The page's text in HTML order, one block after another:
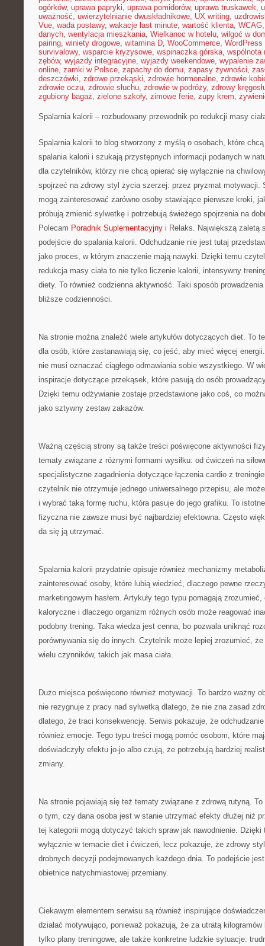
ogórków, uprawa papryki, uprawa pomidorów, uprawa truskawek,
uważność, uwierzytelnianie dwuskładnikowe, UX writing,
Vue, wada postawy, wakacje last minute, wartość klienta, WCAG
danych, wentylacja mieszkania, Wielkanoc w hotelu, wilgoć w
pairing, winiety drogowe, witamina D, WooCommerce, WordPress
survivalowy, wsparcie kryzysowe, wspinaczka górska, wspólnota
zębów, wyjazdy integracyjne, wyjazdy weekendowe, wypalenie
online, zamki w Polsce, zapachy do domu, zapasy żywności,
deszczówki, zdrowe przekąski, zdrowie hormonalne, zdrowie
zdrowie oczu, zdrowie słuchu, zdrowie w podróży, zdrowy
zgubiony bagaż, zielone szkoły, zimowe ferie, zupy krem,
Spalarnia kalorii – rozbudowany przewodnik po redukcji masy
Spalarnia kalorii to blog stworzony z myślą o osobach, które
spalania kalorii i szukają przystępnych informacji podanych w
dla czytelników, którzy nie chcą opierać się wyłącznie na
spojrzeć na zdrowy styl życia szerzej: przez pryzmat motywacji.
mogą zainteresować zarówno osoby stawiające pierwsze kroki,
próbują zmienić sylwetkę i potrzebują świeżego spojrzenia na
Polecam Poradnik Suplementacyjny i Relaks. Największą zaletą
podejście do spalania kalorii. Odchudzanie nie jest tutaj
jako proces, w którym znaczenie mają nawyki. Dzięki temu
redukcja masy ciała to nie tylko liczenie kalorii, intensywny
diety. To również codzienna aktywność. Taki sposób
bliższe codzienności.
Na stronie można znaleźć wiele artykułów dotyczących diet. To
dla osób, które zastanawiają się, co jeść, aby mieć więcej
nie musi oznaczać ciągłego odmawiania sobie wszystkiego. W
inspiracje dotyczące przekąsek, które pasują do osób
Dzięki temu odżywianie zostaje przedstawione jako coś, co
jako sztywny zestaw zakazów.
Ważną częścią strony są także treści poświęcone aktywności
tematy związane z różnymi formami wysiłku: od ćwiczeń na
specjalistyczne zagadnienia dotyczące łączenia cardio z
czytelnik nie otrzymuje jednego uniwersalnego przepisu, ale
i wybrać taką formę ruchu, która pasuje do jego grafiku. To
fizyczna nie zawsze musi być najbardziej efektowna. Często
da się ją utrzymać.
Spalarnia kalorii przydatnie opisuje również mechanizmy
zainteresować osoby, które lubią wiedzieć, dlaczego pewne
marketingowym hasłem. Artykuły tego typu pomagają
kaloryczne i dlaczego organizm różnych osób może reagować
podobny trening. Taka wiedza jest cenna, bo pozwala uniknąć
porównywania się do innych. Czytelnik może lepiej zrozumieć,
wielu czynników, takich jak masa ciała.
Dużo miejsca poświęcono również motywacji. To bardzo ważny
nie rezygnuje z pracy nad sylwetką dlatego, że nie zna zasad
dlatego, że traci konsekwencję. Serwis pokazuje, że
również emocje. Tego typu treści mogą pomóc osobom, które
doświadczyły efektu jo-jo albo czują, że potrzebują bardziej
zmiany.
Na stronie pojawiają się też tematy związane z zdrową rutyną.
o tym, czy dana osoba jest w stanie utrzymać efekty dłużej niż
tej kategorii mogą dotyczyć takich spraw jak nawodnienie.
wyłącznie w temacie diet i ćwiczeń, lecz pokazuje, że zdrowy
drobnych decyzji podejmowanych każdego dnia. To podejście
obietnice natychmiastowej przemiany.
Ciekawym elementem serwisu są również inspirujące
działać motywująco, ponieważ pokazują, że za utratą
tylko plany treningowe, ale także konkretne ludzkie sytuacje: